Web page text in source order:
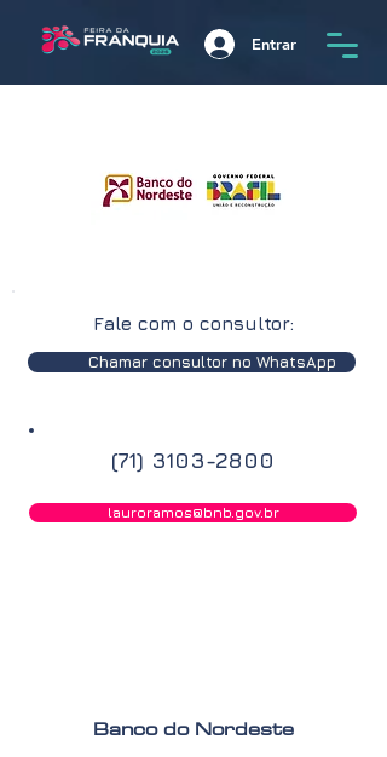
Entrar
Fale com o consultor:
Chamar consultor no WhatsApp
(71) 3103-2800
lauroramos@bnb.gov.br
Banco do Nordeste